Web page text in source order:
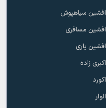
افشین سیاهپوش
افشین مسافری
افشین یاری
اکبری زاده
اکورد
الوار